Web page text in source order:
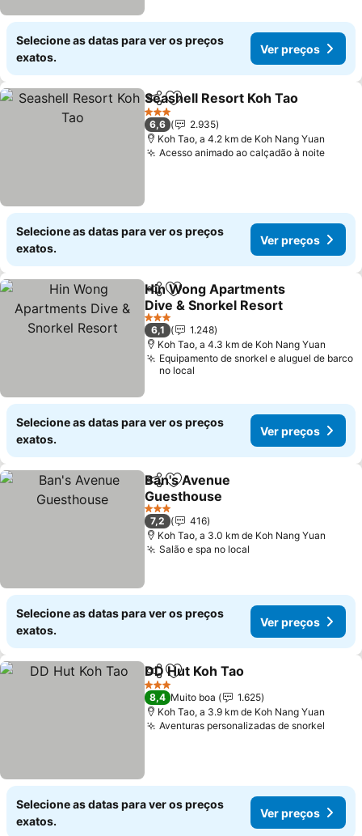
Selecione as datas para ver os preços
exatos.
Ver preços
PartilharAdicionar aos favoritos
Seashell Resort Koh Tao
3 Estrelas
6,6
2.935
Koh Tao, a 4.2 km de Koh Nang Yuan
Acesso animado ao calçadão à noite
Selecione as datas para ver os preços
exatos.
Ver preços
PartilharAdicionar aos favoritos
Hin Wong Apartments
Dive & Snorkel Resort
3 Estrelas
6,1
1.248
Koh Tao, a 4.3 km de Koh Nang Yuan
Equipamento de snorkel e aluguel de barco
no local
Selecione as datas para ver os preços
exatos.
Ver preços
PartilharAdicionar aos favoritos
Ban's Avenue
Guesthouse
3 Estrelas
7,2
416
Koh Tao, a 3.0 km de Koh Nang Yuan
Salão e spa no local
Selecione as datas para ver os preços
exatos.
Ver preços
PartilharAdicionar aos favoritos
DD Hut Koh Tao
3 Estrelas
8,4 Muito boa
1.625
Koh Tao, a 3.9 km de Koh Nang Yuan
Aventuras personalizadas de snorkel
Selecione as datas para ver os preços
exatos.
Ver preços